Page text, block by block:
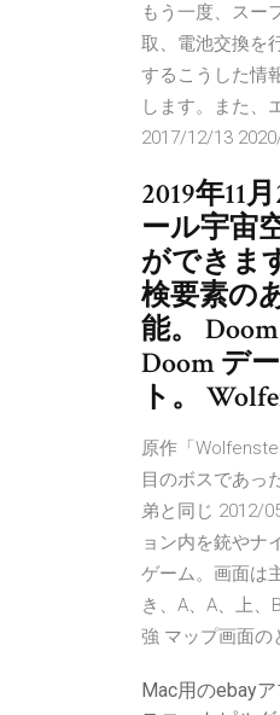
もう一度、スー
取、電池交換を
するこうした情
します。また、
2017/12/13
2019年11
ール宇宙
ができま
検要素の
能。
Doom デ
ト。
原作「
目のボスであっ
弟と同じ 2012/
ョン内を銃やナ
ゲーム。画面は
き、A、A、上
強 マップ画面の
Mac用のebay